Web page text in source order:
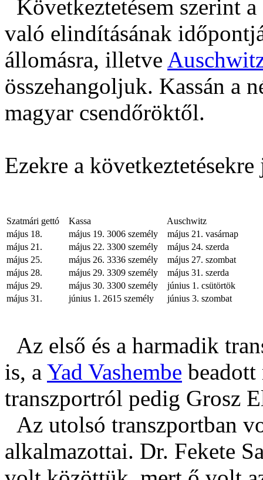
Következtetésem szerint
való elindításának
állomásra, illetve
összehangoljuk. Kassán a
magyar csendőröktől.
Ezekre a
Szatmári gettó Kassa
Auschwitz
május 18.
május 19. 3006 személy
május 21. vasárnap
május 21.
május 22. 3300 személy
május 24. szerda
május 25.
május 26. 3336 személy
május 27. szombat
május 28.
május 29. 3309 személy
május 31. szerda
május 29.
május 30. 3300 személy
június 1. csütörtök
május 31.
június 1. 2615 személy június 3. szombat
Az első és a harmadik
is, a Yad Vashembe
transzportról pedig Grosz
Az utolsó transzportban
alkalmazottai. Dr. Fekete